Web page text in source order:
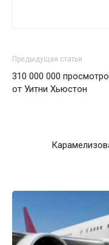
Предыдущая статья
310 000 000
от Уитни Хьюстон